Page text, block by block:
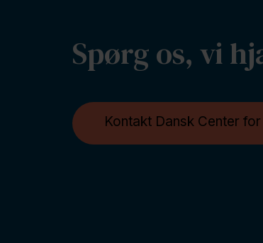
Spørg os, vi
Kontakt Dansk Center